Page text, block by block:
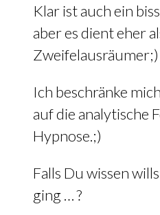
Klar ist auch ein
aber es dient eher
Zweifelausräumer;)
Ich beschränke
auf die analytische
Hypnose.;)
Falls Du wissen
ging … ?